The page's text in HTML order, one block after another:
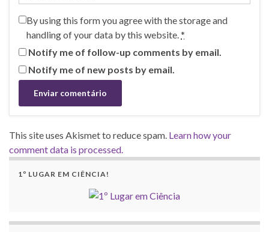
By using this form you agree with the storage and
handling of your data by this website.*
Notify me of follow-up comments by email.
Notify me of new posts by email.
This site uses Akismet to reduce spam. Learn how your
comment data is processed.
1º LUGAR EM CIÊNCIA!